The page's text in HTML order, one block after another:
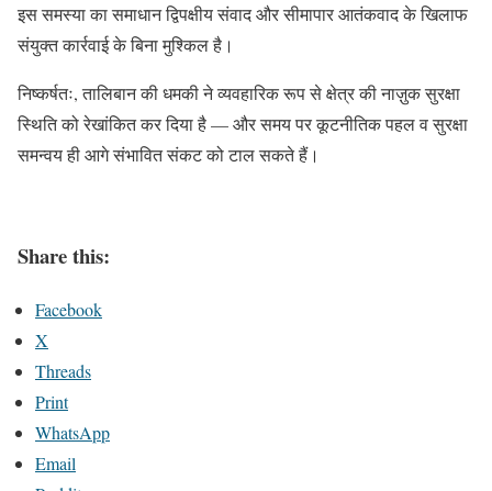
इस समस्या का समाधान द्विपक्षीय संवाद और सीमापार आतंकवाद के खिलाफ
संयुक्त कार्रवाई के बिना मुश्किल है।
निष्कर्षतः, तालिबान की धमकी ने व्यवहारिक रूप से क्षेत्र की नाज़ुक सुरक्षा
स्थिति को रेखांकित कर दिया है — और समय पर कूटनीतिक पहल व सुरक्षा
समन्वय ही आगे संभावित संकट को टाल सकते हैं।
Share this:
Facebook
X
Threads
Print
WhatsApp
Email